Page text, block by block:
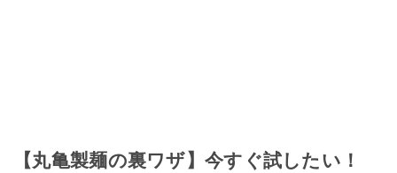
【丸亀製麺の裏ワザ】今すぐ試したい！